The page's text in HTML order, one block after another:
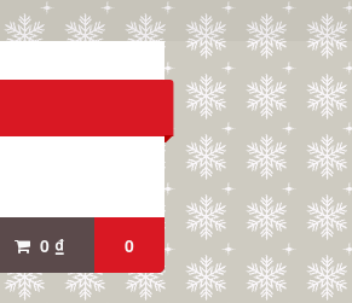
0 ₫ 0